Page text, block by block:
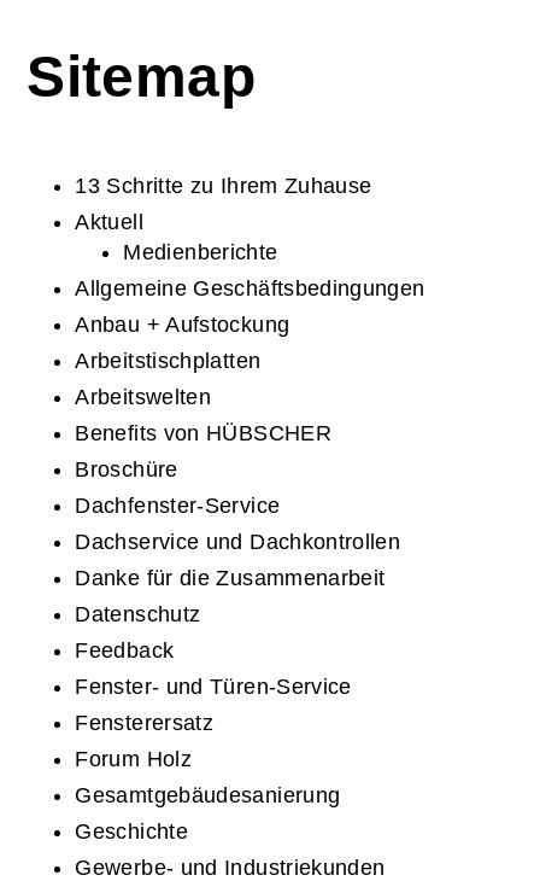
Sitemap
13 Schritte zu Ihrem Zuhause
Aktuell
Medienberichte
Allgemeine Geschäftsbedingungen
Anbau + Aufstockung
Arbeitstischplatten
Arbeitswelten
Benefits von HÜBSCHER
Broschüre
Dachfenster-Service
Dachservice und Dachkontrollen
Danke für die Zusammenarbeit
Datenschutz
Feedback
Fenster- und Türen-Service
Fensterersatz
Forum Holz
Gesamtgebäudesanierung
Geschichte
Gewerbe- und Industriekunden